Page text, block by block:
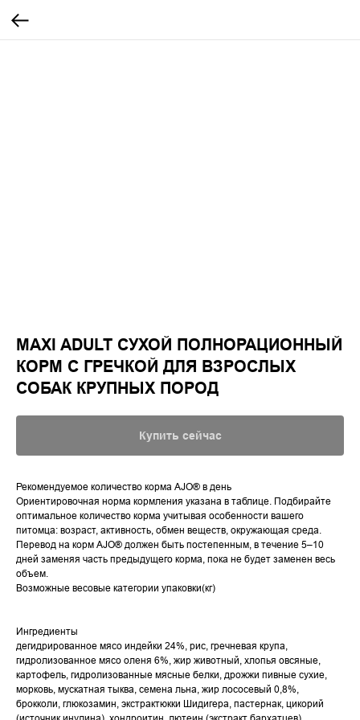
MAXI ADULT СУХОЙ ПОЛНОРАЦИОННЫЙ
КОРМ С ГРЕЧКОЙ ДЛЯ ВЗРОСЛЫХ
СОБАК КРУПНЫХ ПОРОД
Купить сейчас
Рекомендуемое количество корма AJO® в день
Ориентировочная норма кормления указана в таблице. Подбирайте
оптимальное количество корма учитывая особенности вашего
питомца: возраст, активность, обмен веществ, окружающая среда.
Перевод на корм AJO® должен быть постепенным, в течение 5–10
дней заменяя часть предыдущего корма, пока не будет заменен весь
объем.
Возможные весовые категории упаковки(кг)
Ингредиенты
дегидрированное мясо индейки 24%, рис, гречневая крупа,
гидролизованное мясо оленя 6%, жир животный, хлопья овсяные,
картофель, гидролизованные мясные белки, дрожжи пивные сухие,
морковь, мускатная тыква, семена льна, жир лососевый 0,8%,
брокколи, глюкозамин, экстрактюкки Шидигера, пастернак, цикорий